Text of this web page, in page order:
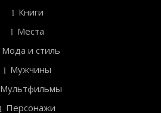
Книги
Места
Мода и стиль
Мужчины
Мультфильмы
Персонажи